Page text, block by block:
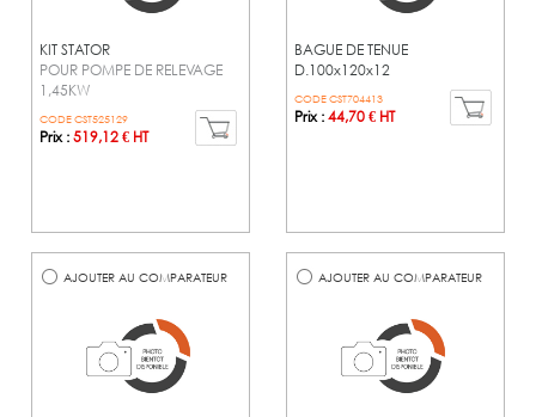
KIT STATOR
POUR POMPE DE RELEVAGE
1,45KW
CODE CST525129
Prix :519,12 € HT
BAGUE DE TENUE
D.100x120x12
CODE CST704413
Prix :44,70 € HT
AJOUTER AU COMPARATEUR AJOUTER AU COMPARATEUR